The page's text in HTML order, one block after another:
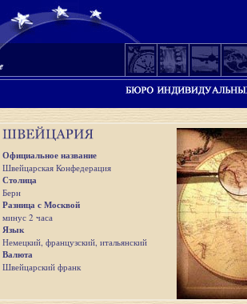
Официальное название
Швейцарская Конфедерация
Столица
Берн
Разница с Москвой
минус 2 часа
Язык
Немецкий, французский, итальянский
Валюта
Швейцарский франк